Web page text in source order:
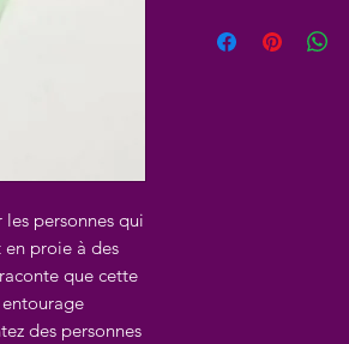
personnes qui
en proie à des
que cette
des personnes